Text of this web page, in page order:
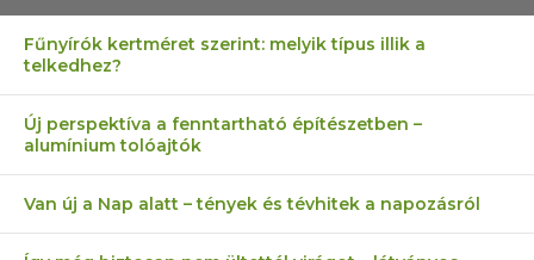
Fűnyírók kertméret szerint: melyik típus illik a
telkedhez?
Új perspektíva a fenntartható építészetben –
alumínium tolóajtók
Van új a Nap alatt – tények és tévhitek a napozásról